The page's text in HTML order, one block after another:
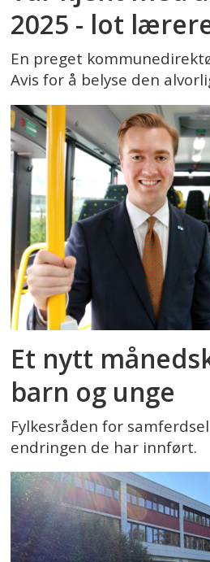
2025 - lot
En preget
Avis for å belyse den
Et nytt
barn og unge
Fylkesråden for
endringen de har innført.